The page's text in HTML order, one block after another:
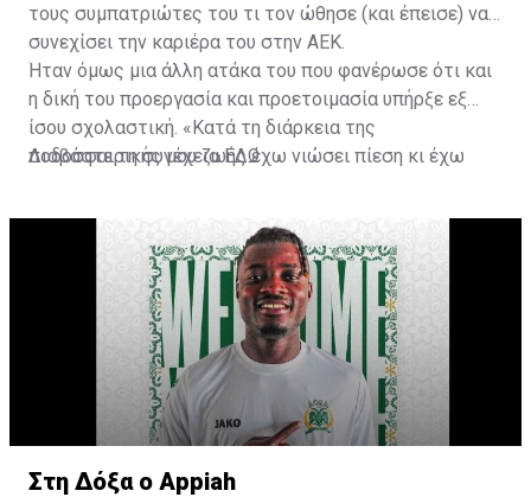
τους συμπατριώτες του τι τον ώθησε (και έπεισε) να
συνεχίσει την καριέρα του στην ΑΕΚ.
Ήταν όμως μια άλλη ατάκα του που φανέρωσε ότι και
η δική του προεργασία και προετοιμασία υπήρξε εξ
ίσου σχολαστική. «Κατά τη διάρκεια της
ποδοσφαιρικής μου ζωής έχω νιώσει πίεση κι έχω
31χρονος άσος.
Διαβάστε τη συνέχειαΕΔΩ
Στη Δόξα ο Appiah